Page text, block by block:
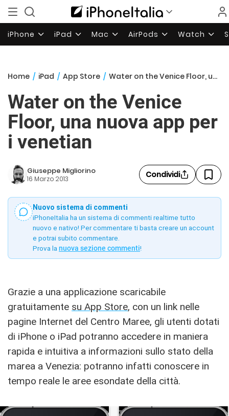
iPhone iPad Mac AirPods Watch
Home / iPad / App Store / Water on the Venice Floor, una nuova app per i venetian
Water on the Venice
Floor, una nuova app per
i venetian
Giuseppe Migliorino
16 Marzo 2013 Condividi
Nuovo sistema di commenti
iPhoneItalia ha un sistema di commenti realtime tutto
nuovo e nativo! Per commentare ti basta creare un account
e potrai subito commentare.
Prova la nuova sezione commenti!
Grazie a una applicazione scaricabile
gratuitamente su App Store, con un link nelle
pagine Internet del Centro Maree, gli utenti dotati
di iPhone o iPad potranno accedere in maniera
rapida e intuitiva a informazioni sullo stato della
marea a Venezia: potranno infatti conoscere in
tempo reale le aree esondate della città.